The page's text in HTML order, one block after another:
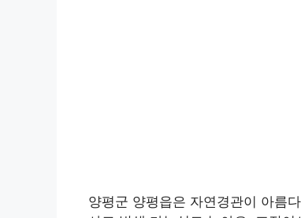
양평군 양평읍은 자연경관이 아름